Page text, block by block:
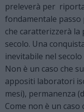
preleverà per
fondamentale
che caratterizzerà la
secolo. Una
inevitabile nel
Non è un caso che
appositi laboratori
mesi), permanenza
Come non è un